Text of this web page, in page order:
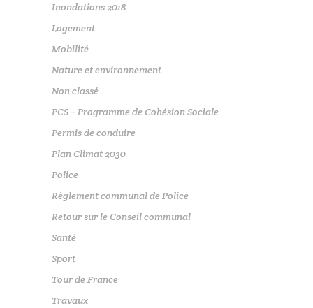
Inondations 2018
Logement
Mobilité
Nature et environnement
Non classé
PCS – Programme de Cohésion Sociale
Permis de conduire
Plan Climat 2030
Police
Règlement communal de Police
Retour sur le Conseil communal
Santé
Sport
Tour de France
Travaux